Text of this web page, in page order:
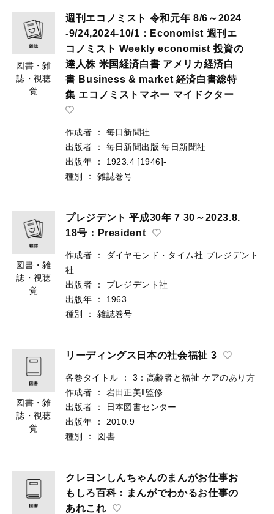
図書・雑
誌・視聴
覚
週刊エコノミスト 令和元年 8/6～2024
-9/24,2024-10/1：Economist 週刊エ
コノミスト Weekly economist 投資の
達人株 米国経済白書 アメリカ経済白
書 Business & market 経済白書総特
集 エコノミストマネー マイドクター
作成者 ：
毎日新聞社
出版者
： 毎日新聞出版 毎日新聞社
出版年
： 1923.4 [1946]-
種別
： 雑誌巻号
図書・雑
誌・視聴
覚
プレジデント 平成30年 7 30～2023.8.
18号：President
作成者 ： ダイヤモンド・タイム社 プレジデント
社
出版者
：
プレジデント社
出版年
：
1963
種別
： 雑誌巻号
図書・雑
誌・視聴
覚
リーディングス日本の社会福祉 3
各巻タイトル ：
3：高齢者と福祉 ケアのあり方
作成者
：
岩田正美‖監修
出版者
：
日本図書センター
出版年
：
2010.9
種別
： 図書
クレヨンしんちゃんのまんがお仕事お
もしろ百科：まんがでわかるお仕事の
あれこれ